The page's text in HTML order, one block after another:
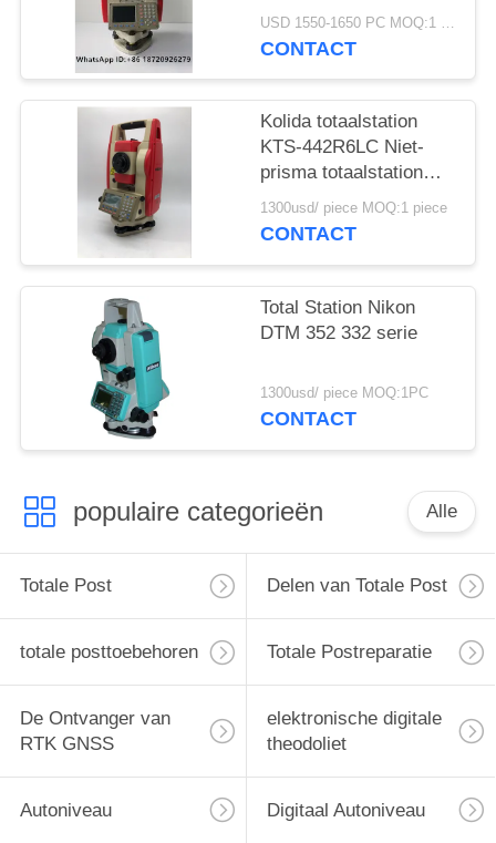
goedkope Totale Post
KTS442R10
USD 1550-1650 PC MOQ:1 pc
CONTACT
Kolida totaalstation
KTS-442R6LC Niet-
prisma totaalstation
600M
1300usd/ piece MOQ:1 piece
CONTACT
Total Station Nikon
DTM 352 332 serie
1300usd/ piece MOQ:1PC
CONTACT
populaire categorieën Alle
Totale Post Delen van Totale Post
totale posttoebehoren Totale Postreparatie
De Ontvanger van
RTK GNSS
elektronische digitale
theodoliet
Autoniveau Digitaal Autoniveau